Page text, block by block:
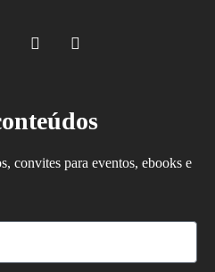
convites para eventos, ebooks e